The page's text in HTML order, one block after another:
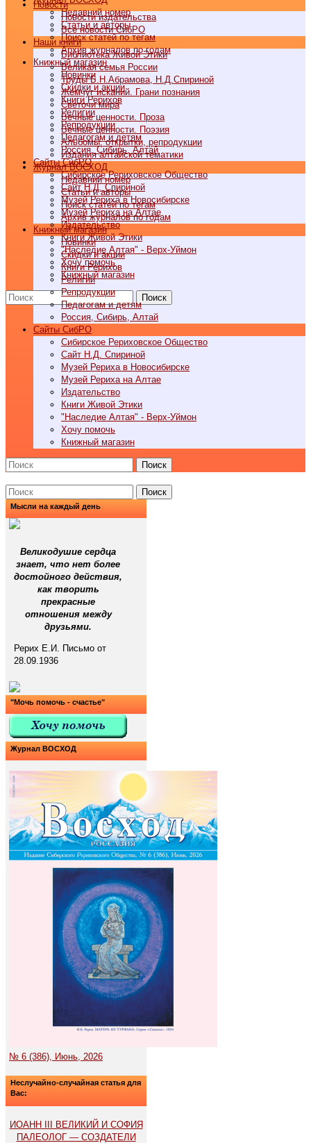
Недавний номер
Статьи и авторы
Поиск статей по тегам
Архив журналов по годам
Книжный магазин
Новинки
Скидки и акции
Книги Рерихов
Религии
Репродукции
Педагогам и детям
Россия, Сибирь, Алтай
Cайты СибРО
Сибирское Рериховское Общество
Сайт Н.Д. Спириной
Музей Рериха в Новосибирске
Музей Рериха на Алтае
Издательство
Книги Живой Этики
"Наследие Алтая" - Верх-Уймон
Хочу помочь
Книжный магазин
Поиск
Новости
Новости издательства
Все новости СибРО
Наши книги
Библиотека Живой Этики
Великая семья России
Труды Б.Н.Абрамова, Н.Д.Спириной
Жемчуг исканий. Грани познания
Светочи мира
Вечные ценности. Проза
Вечные ценности. Поэзия
Альбомы, открытки, репродукции
Издания алтайской тематики
Журнал ВОСХОД
Недавний номер
Статьи и авторы
Поиск статей по тегам
Архив журналов по годам
Книжный магазин
Новинки
Скидки и акции
Книги Рерихов
Религии
Репродукции
Педагогам и детям
Россия, Сибирь, Алтай
Cайты СибРО
Сибирское Рериховское Общество
Сайт Н.Д. Спириной
Музей Рериха в Новосибирске
Музей Рериха на Алтае
Издательство
Книги Живой Этики
"Наследие Алтая" - Верх-Уймон
Хочу помочь
Книжный магазин
Поиск
Поиск
Мысли на каждый день
Великодушие сердца
знает, что нет более
достойного действия,
как творить
прекрасные
отношения между
друзьями.
Рерих Е.И. Письмо от
28.09.1936
"Мочь помочь - счастье"
Журнал ВОСХОД
№ 6 (386), Июнь, 2026
Неслучайно-случайная статья для
Вас:
ИОАНН III ВЕЛИКИЙ И СОФИЯ
ПАЛЕОЛОГ — СОЗДАТЕЛИ